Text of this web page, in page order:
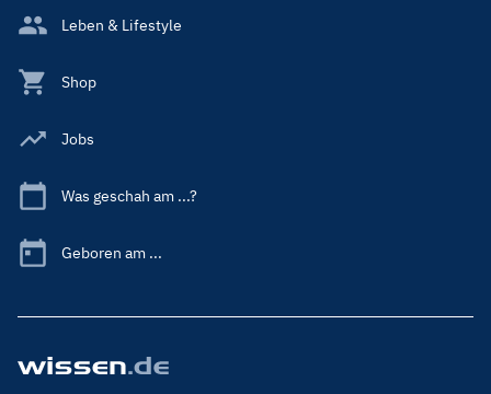
Leben & Lifestyle
Shop
Jobs
Was geschah am ...?
Geboren am ...